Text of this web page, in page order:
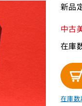
新品
中古
在庫
在庫数